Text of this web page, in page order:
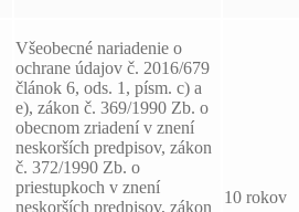
Všeobecné nariadenie o
ochrane údajov č. 2016/679
článok 6, ods. 1, písm. c) a
e), zákon č. 369/1990 Zb. o
obecnom zriadení v znení
neskorších predpisov, zákon
č. 372/1990 Zb. o
priestupkoch v znení
neskorších predpisov, zákon
10 rokov